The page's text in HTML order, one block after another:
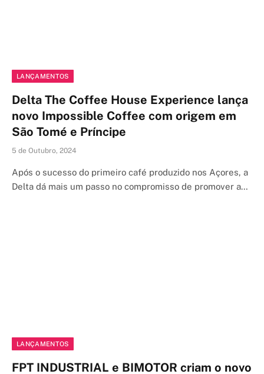
LANÇAMENTOS
Delta The Coffee House Experience lança
novo Impossible Coffee com origem em
São Tomé e Príncipe
5 de Outubro, 2024
Após o sucesso do primeiro café produzido nos Açores, a
Delta dá mais um passo no compromisso de promover a…
LANÇAMENTOS
FPT INDUSTRIAL e BIMOTOR criam o novo